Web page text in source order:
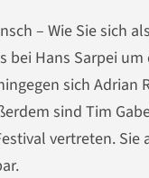
– Wie Sie sich
Hans Sarpei
sich Adrian
sind Tim
vertreten.